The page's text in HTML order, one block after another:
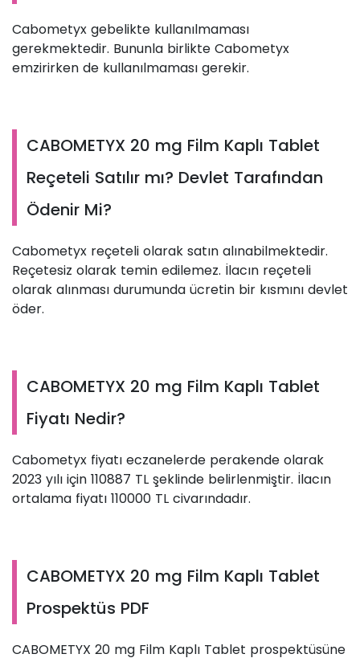
Cabometyx gebelikte kullanılmaması
gerekmektedir. Bununla birlikte Cabometyx
emzirirken de kullanılmaması gerekir.
CABOMETYX 20 mg Film Kaplı Tablet
Reçeteli Satılır mı? Devlet Tarafından
Ödenir Mi?
Cabometyx reçeteli olarak satın alınabilmektedir.
Reçetesiz olarak temin edilemez. İlacın reçeteli
olarak alınması durumunda ücretin bir kısmını devlet
öder.
CABOMETYX 20 mg Film Kaplı Tablet
Fiyatı Nedir?
Cabometyx fiyatı eczanelerde perakende olarak
2023 yılı için 110887 TL şeklinde belirlenmiştir. İlacın
ortalama fiyatı 110000 TL civarındadır.
CABOMETYX 20 mg Film Kaplı Tablet
Prospektüs PDF
CABOMETYX 20 mg Film Kaplı Tablet prospektüsüne